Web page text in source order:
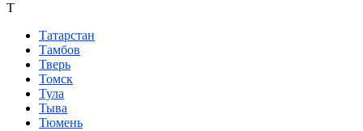
Т
Татарстан
Тамбов
Тверь
Томск
Тула
Тыва
Тюмень